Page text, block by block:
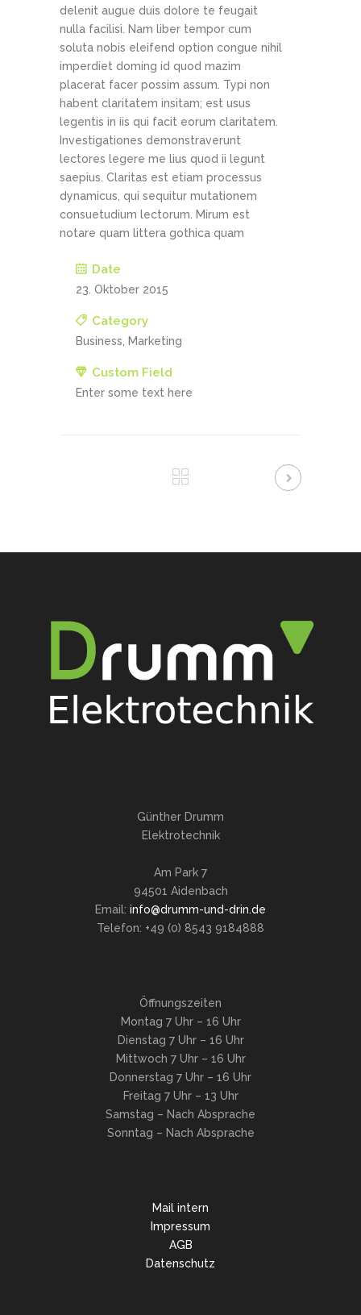
delenit augue duis dolore te feugait
nulla facilisi. Nam liber tempor cum
soluta nobis eleifend option congue nihil
imperdiet doming id quod mazim
placerat facer possim assum. Typi non
habent claritatem insitam; est usus
legentis in iis qui facit eorum claritatem.
Investigationes demonstraverunt
lectores legere me lius quod ii legunt
saepius. Claritas est etiam processus
dynamicus, qui sequitur mutationem
consuetudium lectorum. Mirum est
notare quam littera gothica quam
Date
23. Oktober 2015
Category
Business, Marketing
Custom Field
Enter some text here
Günther Drumm
Elektrotechnik
Am Park 7
94501 Aidenbach
Email: info@drumm-und-drin.de
Telefon: +49 (0) 8543 9184888
Öffnungszeiten
Montag 7 Uhr – 16 Uhr
Dienstag 7 Uhr – 16 Uhr
Mittwoch 7 Uhr – 16 Uhr
Donnerstag 7 Uhr – 16 Uhr
Freitag 7 Uhr – 13 Uhr
Samstag – Nach Absprache
Sonntag – Nach Absprache
Mail intern
Impressum
AGB
Datenschutz